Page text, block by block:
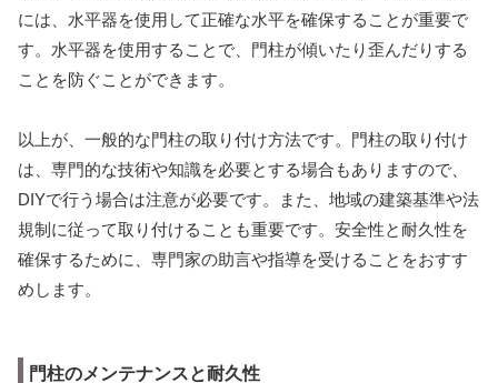
には、水平器を使用して正確な水平を確保することが重要で
す。水平器を使用することで、門柱が傾いたり歪んだりする
ことを防ぐことができます。
以上が、一般的な門柱の取り付け方法です。門柱の取り付け
は、専門的な技術や知識を必要とする場合もありますので、
DIYで行う場合は注意が必要です。また、地域の建築基準や法
規制に従って取り付けることも重要です。安全性と耐久性を
確保するために、専門家の助言や指導を受けることをおすす
めします。
門柱のメンテナンスと耐久性